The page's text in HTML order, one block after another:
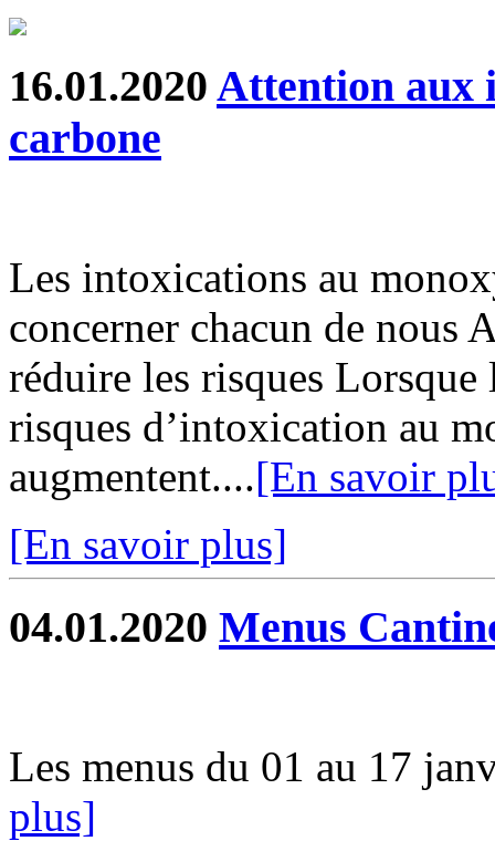
16.01.2020 Attention aux
carbone
Les intoxications au
concerner chacun de nous
réduire les risques Lorsque
risques d’intoxication au
augmentent....[En savoir
[En savoir plus]
04.01.2020 Menus
Les menus du 01 au 17
plus]